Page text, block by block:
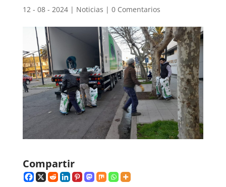
12 - 08 - 2024| Noticias | 0 Comentarios
Compartir